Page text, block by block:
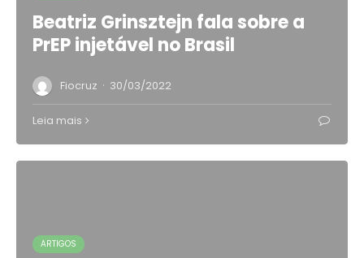
Beatriz Grinsztejn fala sobre a
PrEP injetável no Brasil
Fiocruz · 30/03/2022
Leia mais
ARTIGOS